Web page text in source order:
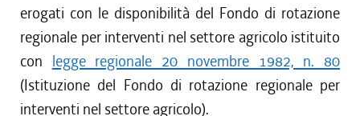
erogati con le disponibilità del Fondo di rotazione
regionale per interventi nel settore agricolo istituito
con legge regionale 20 novembre 1982, n. 80
(Istituzione del Fondo di rotazione regionale per
interventi nel settore agricolo).